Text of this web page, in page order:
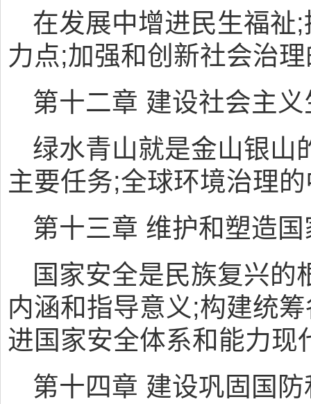
在发展中增进民生福祉
力点;加强和创新社会治
第十二章 建设社会主
绿水青山就是金山银山
主要任务;全球环境治理
第十三章 维护和塑造
国家安全是民族复兴的
内涵和指导意义;构建统
进国家安全体系和能力现
第十四章 建设巩固国